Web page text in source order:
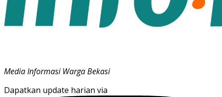
Media Informasi Warga Bekasi
Dapatkan update harian via